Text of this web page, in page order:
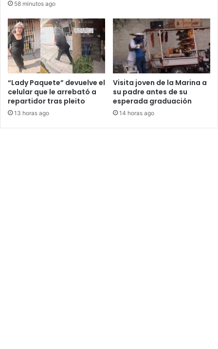
58 minutos ago
“Lady Paquete” devuelve el
celular que le arrebató a
repartidor tras pleito
13 horas ago
Visita joven de la Marina a
su padre antes de su
esperada graduación
14 horas ago